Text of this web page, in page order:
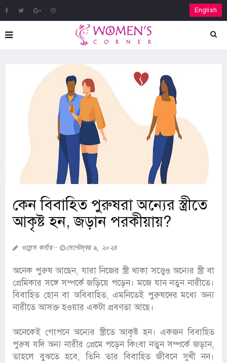
English
কেন বিবাহিত পুরুষরা অন্যের স্ত্রীতে
আকৃষ্ট হন, জড়ান পরকীয়ায়?
ওমেন্স কর্নার সেপ্টেম্বর ৯, ২০২৪
অনেক পুরুষ আছেন, যারা নিজের স্ত্রী থাকা সত্ত্বেও অন্যের স্ত্রী বা
প্রেমিকার সঙ্গে সম্পর্কে জড়িয়ে পড়েন। মজে যান নতুন নারীতে।
বিবাহিত হোন বা অবিবাহিত, এমনিতেই পুরুষদের মধ্যে অন্য
নারীতে আসক্ত হওয়ার একটা প্রবণতা আছে।
অনেকেই গোপনে অন্যের স্ত্রীতে আকৃষ্ট হন। একজন বিবাহিত
পুরুষ যদি অন্য নারীর প্রেমে পড়েন কিংবা নতুন সম্পর্কে জড়ান,
তাহলে বুঝতে হবে, তিনি তার বিবাহিত জীবনে সুখী নন।